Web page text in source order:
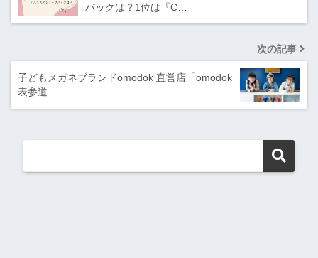
バックは？1位は『C…
次の記事
子どもメガネブランドomodok 直営店「omodok
表参道…